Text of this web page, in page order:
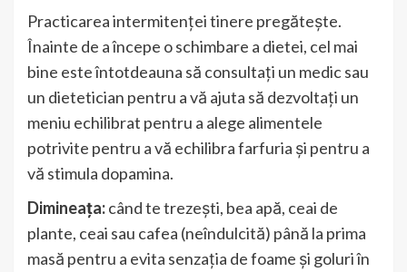
Practicarea intermitenței tinere pregătește.
Înainte de a începe o schimbare a dietei, cel mai
bine este întotdeauna să consultați un medic sau
un dietetician pentru a vă ajuta să dezvoltați un
meniu echilibrat pentru a alege alimentele
potrivite pentru a vă echilibra farfuria și pentru a
vă stimula dopamina.
Dimineața:când te trezești, bea apă, ceai de
plante, ceai sau cafea (neîndulcită) până la prima
masă pentru a evita senzația de foame și goluri în